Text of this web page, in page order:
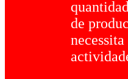
de
necessita